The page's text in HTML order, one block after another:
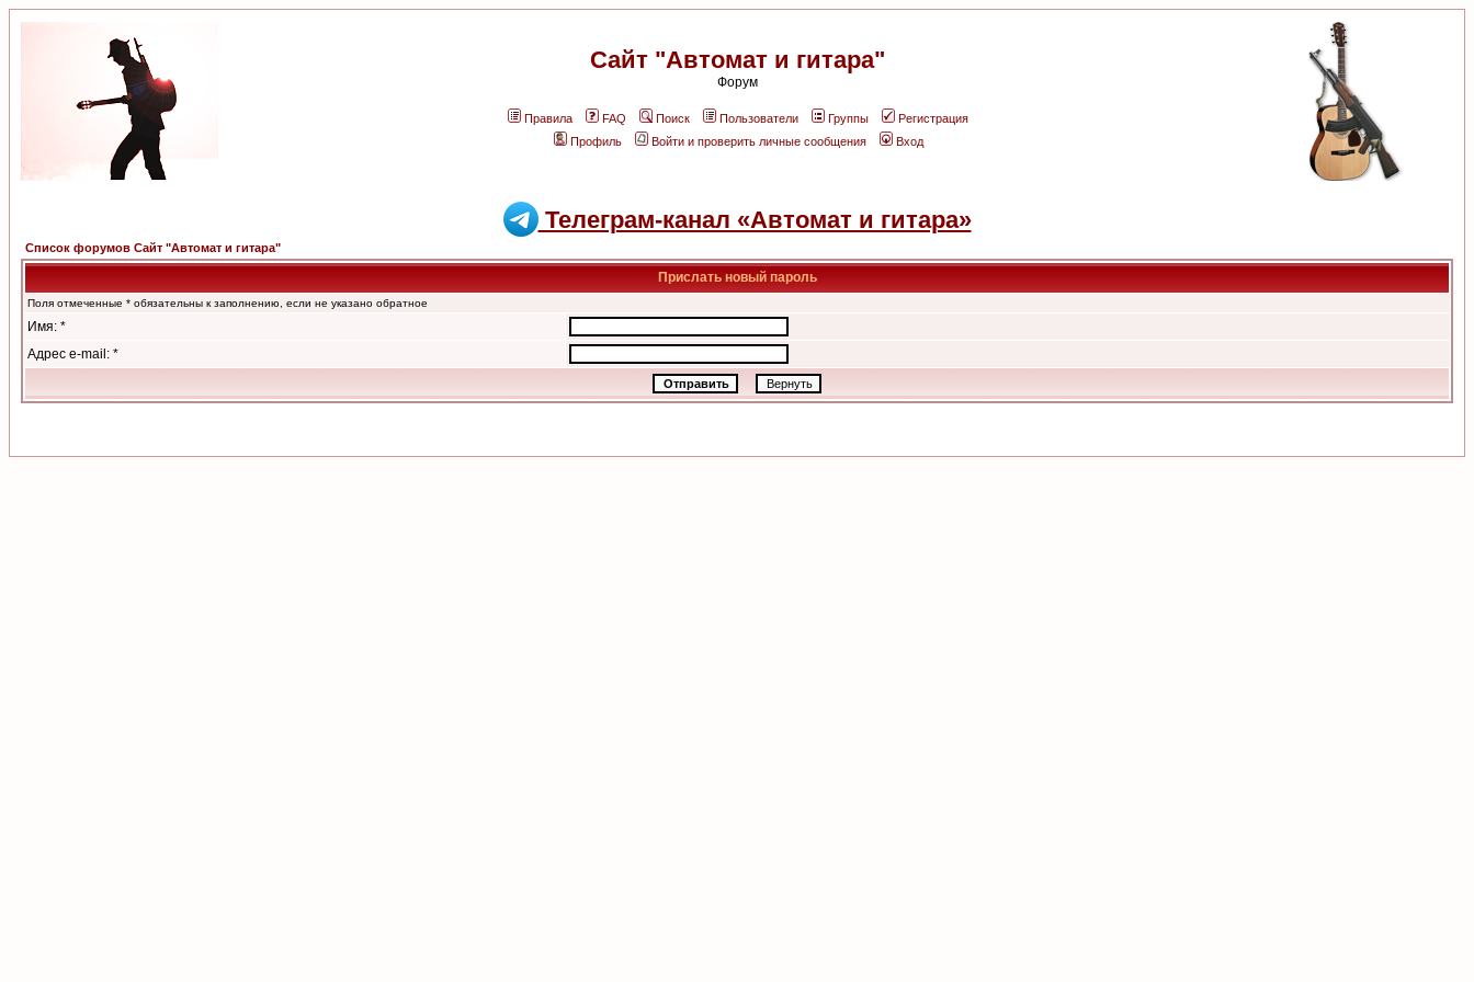
Сайт "Автомат и гитара"
Форум
Правила FAQ Поиск Пользователи Группы
Регистрация
Профиль
Войти и проверить личные сообщения Вход
Телеграм-канал «Автомат и гитара»
Список форумов Сайт "Автомат и гитара"
Прислать новый пароль
Поля отмеченные * обязательны к заполнению, если не указано обратное
Имя: *
Адрес e-mail: *